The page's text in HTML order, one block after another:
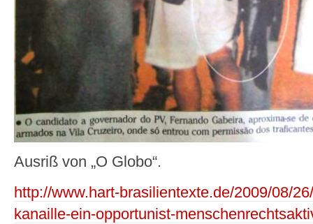
Ausriß von „O Globo“.
http://www.hart-brasilientexte.de/2009/08/
kanaille-ein-opportunist-